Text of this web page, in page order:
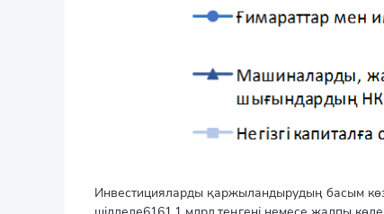
Инвестицияларды қаржыландырудың басым